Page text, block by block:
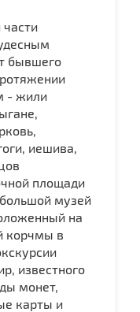
бывшего
- жили
иешива,
площади
музей
на
корчмы в
известного
монет,
карты и